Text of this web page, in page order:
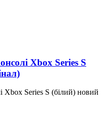
Xbox Series S
Xbox Series S (білий) новий